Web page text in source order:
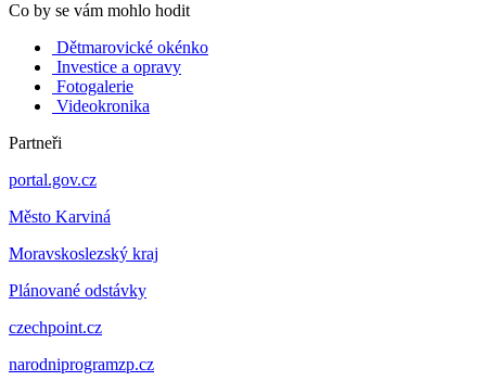
Co by se vám mohlo hodit
Dětmarovické okénko
Investice a opravy
Fotogalerie
Videokronika
Partneři
portal.gov.cz
Město Karviná
Moravskoslezský kraj
Plánované odstávky
czechpoint.cz
narodniprogramzp.cz